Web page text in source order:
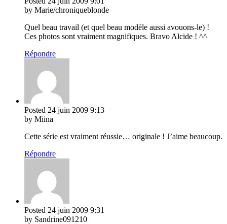
by Marie/chroniqueblonde
Quel beau travail (et quel beau modèle aussi avouons-le) !
Ces photos sont vraiment magnifiques. Bravo Alcide ! ^^
Répondre
Posted 24 juin 2009 9:13
by Miina
Cette série est vraiment réussie… originale ! J’aime beaucoup.
Répondre
Posted 24 juin 2009 9:31
by Sandrine091210